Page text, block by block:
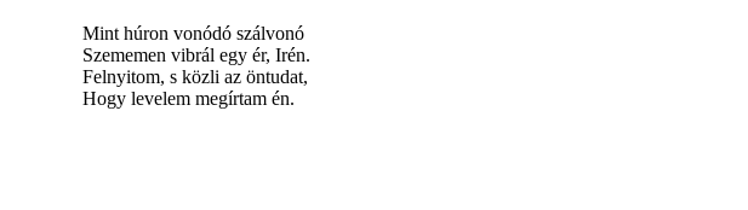
Mint húron vonódó szálvonó
Szememen vibrál egy ér, Irén.
Felnyitom, s közli az öntudat,
Hogy levelem megírtam én.